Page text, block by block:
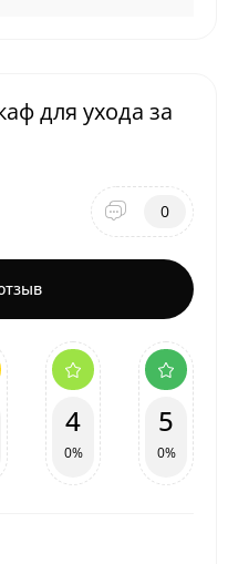
для ухода за
0
4
0%
5
0%